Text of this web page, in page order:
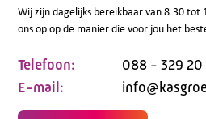
Wij zijn dagelijks bereikbaar van 8.30
ons op op de manier die voor jou het
Telefoon:
088 - 329 20
E-mail: